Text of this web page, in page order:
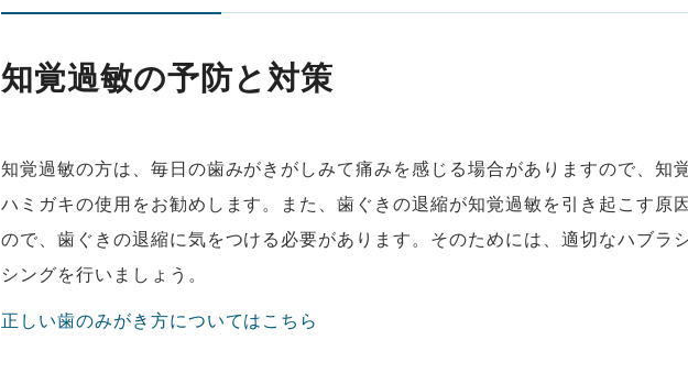
知覚過敏の予防と対策
知覚過敏の方は、毎日の歯みがきがしみて痛みを感じる場合がありますので、知
ハミガキの使用をお勧めします。また、歯ぐきの退縮が知覚過敏を引き起こす原
ので、歯ぐきの退縮に気をつける必要があります。そのためには、適切なハブラ
シングを行いましょう。
正しい歯のみがき方についてはこちら